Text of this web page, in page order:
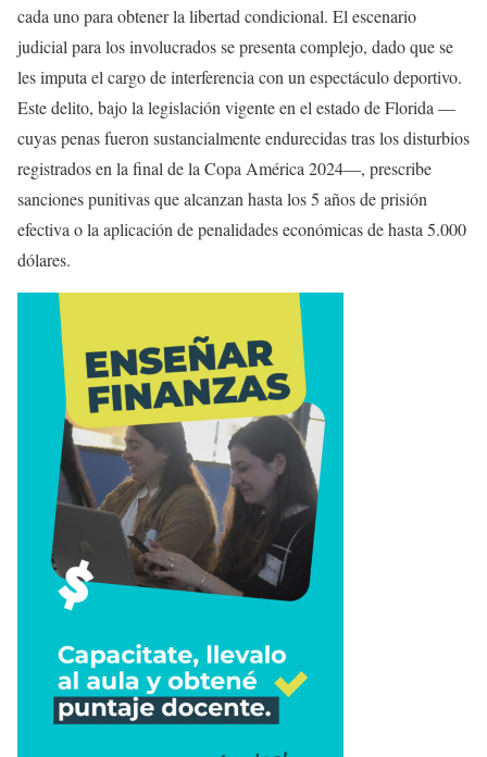
cada uno para obtener la libertad condicional. El escenario
judicial para los involucrados se presenta complejo, dado que se
les imputa el cargo de interferencia con un espectáculo deportivo.
Este delito, bajo la legislación vigente en el estado de Florida —
cuyas penas fueron sustancialmente endurecidas tras los disturbios
registrados en la final de la Copa América 2024—, prescribe
sanciones punitivas que alcanzan hasta los 5 años de prisión
efectiva o la aplicación de penalidades económicas de hasta 5.000
dólares.